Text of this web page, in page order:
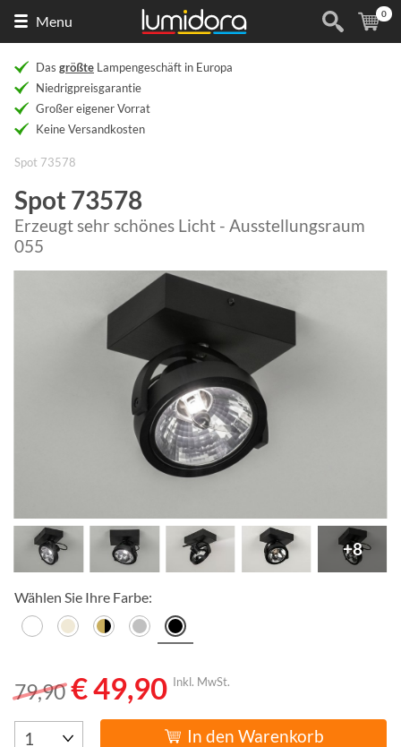
Menu (
0
Das größte Lampengeschäft in Europa
Niedrigpreisgarantie
Großer eigener Vorrat
Keine Versandkosten
Spot 73578
Spot 73578
Erzeugt sehr schönes Licht - Ausstellungsraum
055
+8
Wählen Sie Ihre Farbe:
79,90 € 49,90 Inkl. MwSt.
In den Warenkorb